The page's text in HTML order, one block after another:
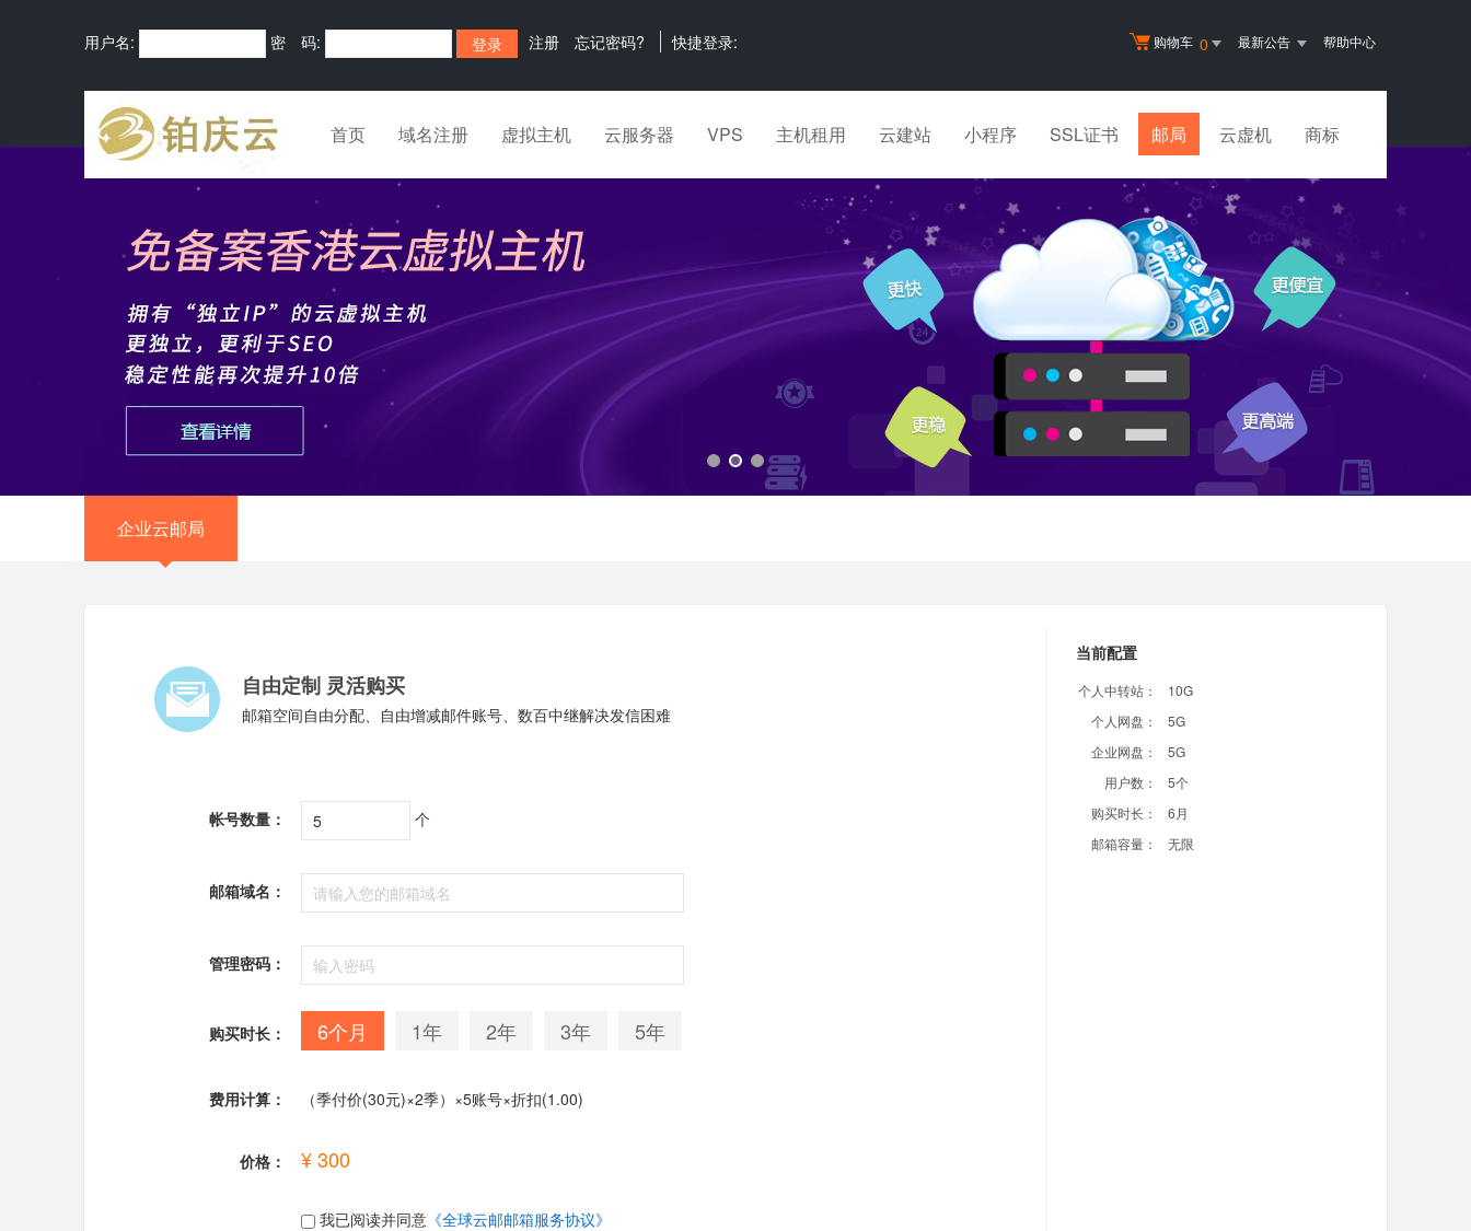
购物车 0 最新公告 帮助中心
用户名: 密 码: 注册 忘记密码? 快捷登录:
首页 域名注册 虚拟主机 云服务器 VPS 主机租用 云建站 小程序 SSL证书 邮局 云虚机 商标
企业云邮局
当前配置
个人中转站：
10G
个人网盘：
5G
企业网盘：
5G
用户数：
5个
购买时长：
6月
邮箱容量：
无限
自由定制 灵活购买
邮箱空间自由分配、自由增减邮件账号、数百中继解决发信困难
帐号数量： 个
邮箱域名：
管理密码：
购买时长： 6个月 1年 2年 3年 5年
费用计算： （季付价(30元)×2季）×5账号×折扣(1.00)
价格： ¥ 300
我已阅读并同意 《全球云邮邮箱服务协议》